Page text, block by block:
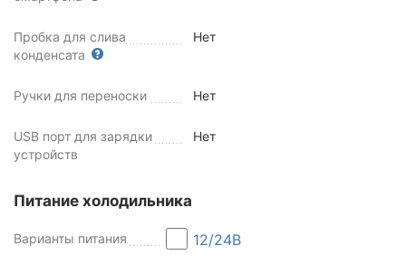
Пробка для слива
конденсата
Нет
Ручки для переноски Нет
USB порт для зарядки
устройств
Нет
Питание холодильника
Варианты питания 12/24В